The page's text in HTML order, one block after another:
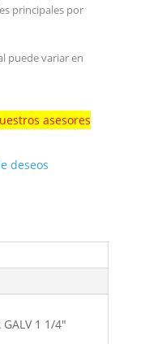
principales por
puede variar en
asesores
deseos
GALV 1 1/4"